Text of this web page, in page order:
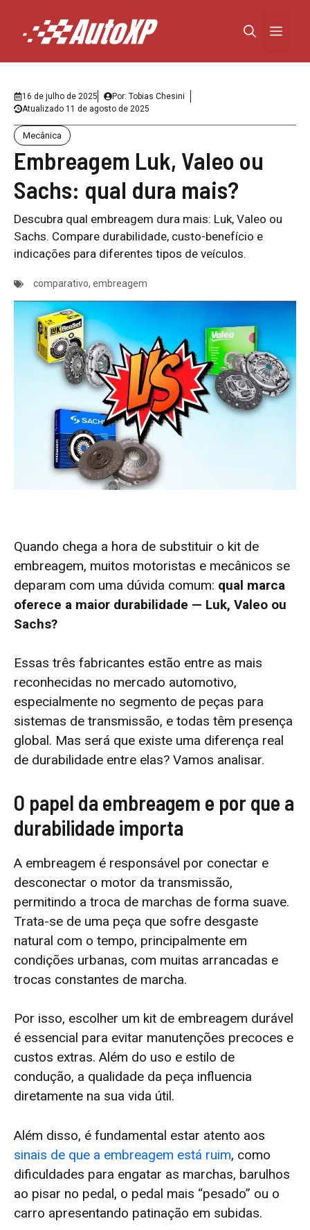
conteúdo
Menu
16 de julho de 2025 Por: Tobias Chesini
Atualizado 11 de agosto de 2025
Mecânica
Embreagem Luk, Valeo ou
Sachs: qual dura mais?
Descubra qual embreagem dura mais: Luk, Valeo ou
Sachs. Compare durabilidade, custo-benefício e
indicações para diferentes tipos de veículos.
comparativo, embreagem
Quando chega a hora de substituir o kit de
embreagem, muitos motoristas e mecânicos se
deparam com uma dúvida comum: qual marca
oferece a maior durabilidade — Luk, Valeo ou
Sachs?
Essas três fabricantes estão entre as mais
reconhecidas no mercado automotivo,
especialmente no segmento de peças para
sistemas de transmissão, e todas têm presença
global. Mas será que existe uma diferença real
de durabilidade entre elas? Vamos analisar.
O papel da embreagem e por que a
durabilidade importa
A embreagem é responsável por conectar e
desconectar o motor da transmissão,
permitindo a troca de marchas de forma suave.
Trata-se de uma peça que sofre desgaste
natural com o tempo, principalmente em
condições urbanas, com muitas arrancadas e
trocas constantes de marcha.
Por isso, escolher um kit de embreagem durável
é essencial para evitar manutenções precoces e
custos extras. Além do uso e estilo de
condução, a qualidade da peça influencia
diretamente na sua vida útil.
Além disso, é fundamental estar atento aos
sinais de que a embreagem está ruim, como
dificuldades para engatar as marchas, barulhos
ao pisar no pedal, o pedal mais “pesado” ou o
carro apresentando patinação em subidas.